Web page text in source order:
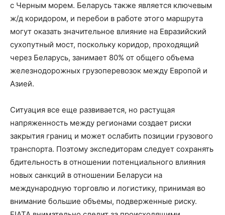
с Черным морем. Беларусь также является ключевым
ж/д коридором, и перебои в работе этого маршрута
могут оказать значительное влияние на Евразийский
сухопутный мост, поскольку коридор, проходящий
через Беларусь, занимает 80% от общего объема
железнодорожных грузоперевозок между Европой и
Азией.
Ситуация все еще развивается, но растущая
напряженность между регионами создает риски
закрытия границ и может ослабить позиции грузового
транспорта. Поэтому экспедиторам следует сохранять
бдительность в отношении потенциального влияния
новых санкций в отношении Беларуси на
международную торговлю и логистику, принимая во
внимание большие объемы, подверженные риску.